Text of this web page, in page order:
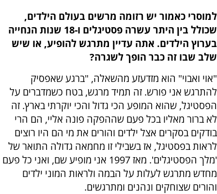
למוסרי כאמור יש רזומה מרשים בעולם הילדים,
שכולל בין היתר עשרה פסטיגלים ו-18 שנות הנחייה
בערוץ הילדים. אתה עדיין מתרגש להופיע, או שיש
שלב שבו זה כבר הופך לשגרה?
"אוי ואבוי" הוא מזדעזע מהשאלה, "ברגע שאפסיק
להתרגש אני פורש. זה תמיד מרגש, בטח כשמדברים על
הפסטיגל, שהוא המופע הכי גדול והכי יוקרתי בארץ. זה
לא ברור מאליו בכל פעם שההפקה פונה אליי, הם הרי
בודקים בסקרים אצל ילדים והורים את מי הם היו רוצים
לראות בפסטיגל, אז בשבילי זו מחמאה גדולה התואר של
'מלך הפסטיגלים'. מאז 1997 אני מופיע שם, ואני כל פעם
מחדש מתרגש לעלות על הבמה ולראות המוני ילדים
והורים שצוחקים ונהנים ומתרגשים.